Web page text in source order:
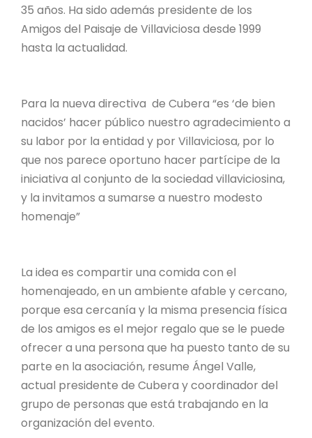
35 años. Ha sido además presidente de los
Amigos del Paisaje de Villaviciosa desde 1999
hasta la actualidad.
Para la nueva directiva de Cubera “es ‘de bien
nacidos’ hacer público nuestro agradecimiento a
su labor por la entidad y por Villaviciosa, por lo
que nos parece oportuno hacer partícipe de la
iniciativa al conjunto de la sociedad villaviciosina,
y la invitamos a sumarse a nuestro modesto
homenaje”
La idea es compartir una comida con el
homenajeado, en un ambiente afable y cercano,
porque esa cercanía y la misma presencia física
de los amigos es el mejor regalo que se le puede
ofrecer a una persona que ha puesto tanto de su
parte en la asociación, resume Ángel Valle,
actual presidente de Cubera y coordinador del
grupo de personas que está trabajando en la
organización del evento.